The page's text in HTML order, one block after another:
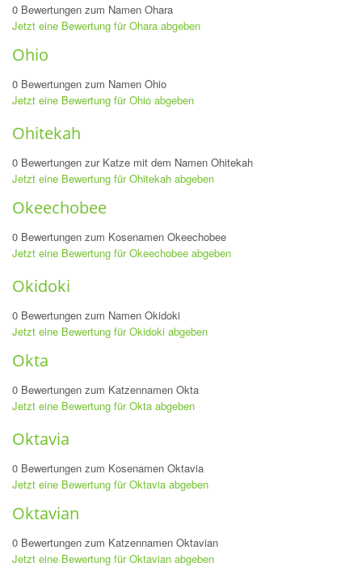
0 Bewertungen zum Namen Ohara
Jetzt eine Bewertung für Ohara abgeben
Ohio
0 Bewertungen zum Namen Ohio
Jetzt eine Bewertung für Ohio abgeben
Ohitekah
0 Bewertungen zur Katze mit dem Namen Ohitekah
Jetzt eine Bewertung für Ohitekah abgeben
Okeechobee
0 Bewertungen zum Kosenamen Okeechobee
Jetzt eine Bewertung für Okeechobee abgeben
Okidoki
0 Bewertungen zum Namen Okidoki
Jetzt eine Bewertung für Okidoki abgeben
Okta
0 Bewertungen zum Katzennamen Okta
Jetzt eine Bewertung für Okta abgeben
Oktavia
0 Bewertungen zum Kosenamen Oktavia
Jetzt eine Bewertung für Oktavia abgeben
Oktavian
0 Bewertungen zum Katzennamen Oktavian
Jetzt eine Bewertung für Oktavian abgeben